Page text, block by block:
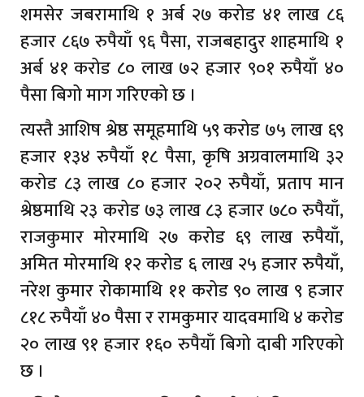
शमसेर जबरामाथि १ अर्ब २७ करोड ४१ लाख ८६
हजार ८६७ रुपैयाँ ९६ पैसा, राजबहादुर शाहमाथि १
अर्ब ४१ करोड ८० लाख ७२ हजार ९०१ रुपैयाँ ४०
पैसा बिगो माग गरिएको छ ।
त्यस्तै आशिष श्रेष्ठ समूहमाथि ५९ करोड ७५ लाख ६९
हजार १३४ रुपैयाँ १८ पैसा, कृषि अग्रवालमाथि ३२
करोड ८३ लाख ८० हजार २०२ रुपैयाँ, प्रताप मान
श्रेष्ठमाथि २३ करोड ७३ लाख ८३ हजार ७८० रुपैयाँ,
राजकुमार मोरमाथि २७ करोड ६९ लाख रुपैयाँ,
अमित मोरमाथि १२ करोड ६ लाख २५ हजार रुपैयाँ,
नरेश कुमार रोकामाथि ११ करोड ९० लाख ९ हजार
८१८ रुपैयाँ ४० पैसा र रामकुमार यादवमाथि ४ करोड
२० लाख ९१ हजार १६० रुपैयाँ बिगो दाबी गरिएको
छ ।